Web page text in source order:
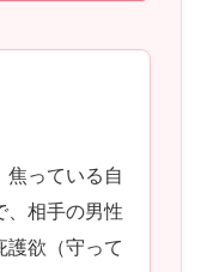
焦っている自
、相手の男性
護欲（守って